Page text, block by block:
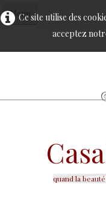
Ce site utilise des
acceptez
Menu
Cellu M6▼
Casa
quand la